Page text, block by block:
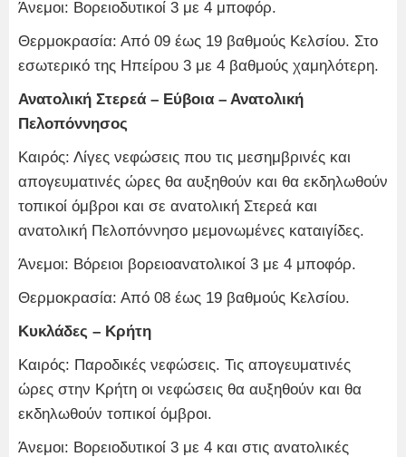
Άνεμοι: Βορειοδυτικοί 3 με 4 μποφόρ.
Θερμοκρασία: Από 09 έως 19 βαθμούς Κελσίου. Στο
εσωτερικό της Ηπείρου 3 με 4 βαθμούς χαμηλότερη.
Ανατολική Στερεά – Εύβοια – Ανατολική
Πελοπόννησος
Καιρός: Λίγες νεφώσεις που τις μεσημβρινές και
απογευματινές ώρες θα αυξηθούν και θα εκδηλωθούν
τοπικοί όμβροι και σε ανατολική Στερεά και
ανατολική Πελοπόννησο μεμονωμένες καταιγίδες.
Άνεμοι: Βόρειοι βορειοανατολικοί 3 με 4 μποφόρ.
Θερμοκρασία: Από 08 έως 19 βαθμούς Κελσίου.
Κυκλάδες – Κρήτη
Καιρός: Παροδικές νεφώσεις. Τις απογευματινές
ώρες στην Κρήτη οι νεφώσεις θα αυξηθούν και θα
εκδηλωθούν τοπικοί όμβροι.
Άνεμοι: Βορειοδυτικοί 3 με 4 και στις ανατολικές